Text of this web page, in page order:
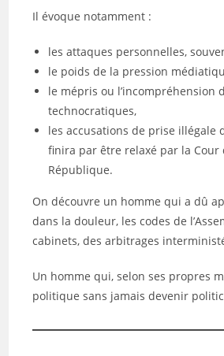
Il évoque notamment :
les attaques personnelles,
le poids de la pression
le mépris ou l’incompréhension
technocratiques,
les accusations de prise illégale
finira par être relaxé par la Cour
République.
On découvre un homme qui a dû
dans la douleur, les codes de
cabinets, des arbitrages
Un homme qui, selon ses propres
politique sans jamais devenir